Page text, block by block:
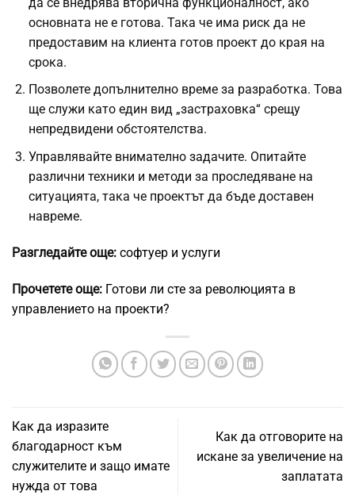
основната не е готова. Така че има риск да не
предоставим на клиента готов проект до края на
срока.
Позволете допълнително време за разработка. Това
ще служи като един вид „застраховка“ срещу
непредвидени обстоятелства.
Управлявайте внимателно задачите. Опитайте
различни техники и методи за проследяване на
ситуацията, така че проектът да бъде доставен
навреме.
Разгледайте още: софтуер и услуги
Прочетете още: Готови ли сте за революцията в
управлението на проекти?
Как да изразите
благодарност към
служителите и защо имате
нужда от това
Как да отговорите на
искане за увеличение на
заплатата